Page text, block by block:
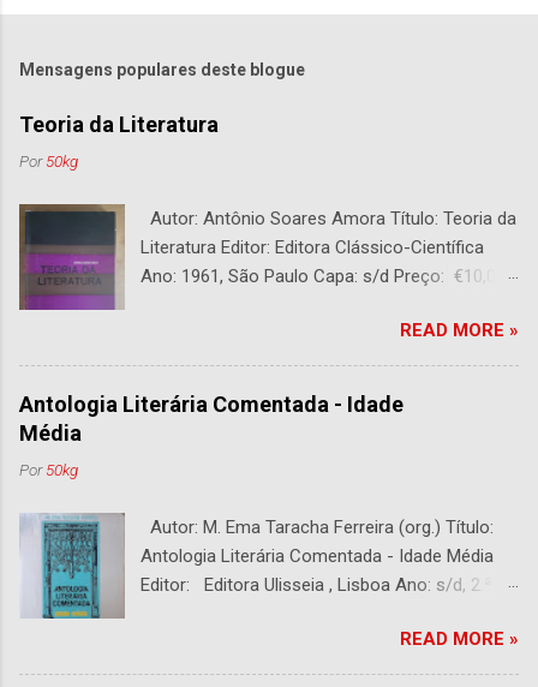
Mensagens populares deste blogue
Teoria da Literatura
Por50kg
Autor: Antônio Soares Amora Título: Teoria da
Literatura Editor: Editora Clássico-Científica
Ano: 1961, São Paulo Capa: s/d Preço: €10,00
READ MORE »
Antologia Literária Comentada - Idade
Média
Por50kg
Autor: M. Ema Taracha Ferreira (org.) Título:
Antologia Literária Comentada - Idade Média
Editor: Editora Ulisseia , Lisboa Ano: s/d, 2.ª
Com alguns sublinhados a lapiseira. Usado.
Com 252 páginas.
READ MORE »